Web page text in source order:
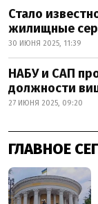
Стало
жилищные
30 ИЮНЯ 2025, 11:39
НАБУ и САП
должности
27 ИЮНЯ 2025, 09:20
ГЛАВНОЕ